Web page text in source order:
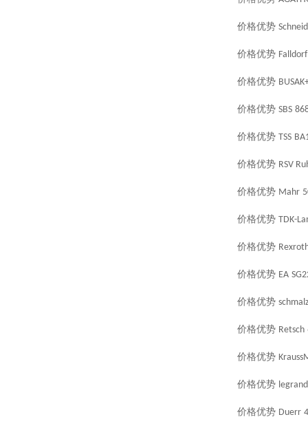
价格优势
价格优势 Falldorf
价格优势
价格优势 SBS
价格优势 TSS
价格优势 RSV
价格优势 Mahr
价格优势 TDK-
价格优势
价格优势 EA
价格优势
价格优势 Retsch
价格优势
价格优势 legrand
价格优势 Duerr